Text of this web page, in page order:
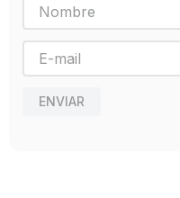
SALAMANDRA
Año de publicación
2020
ENVIAR